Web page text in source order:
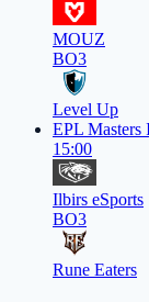
MOUZ
BO3
Level Up
EPL Masters
15:00
Ilbirs eSports
BO3
Rune Eaters